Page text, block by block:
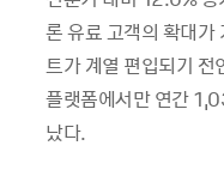
론 유료 고객의 확대가
트가 계열 편입되기 전
플랫폼에서만 연간
났다.